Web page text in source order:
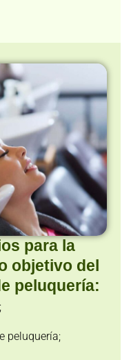
para la
objetivo del
peluquería:
peluquería;